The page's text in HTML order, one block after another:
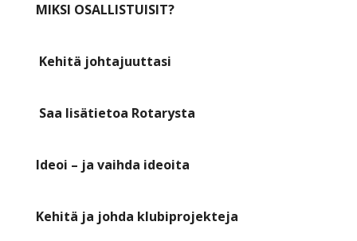
MIKSI OSALLISTUISIT?
Kehitä johtajuuttasi
Saa lisätietoa Rotarysta
Ideoi – ja vaihda ideoita
Kehitä ja johda klubiprojekteja